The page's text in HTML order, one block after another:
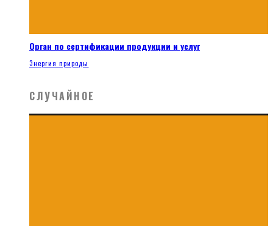
Орган по сертификации продукции и услуг
Энергия природы
СЛУЧАЙНОЕ